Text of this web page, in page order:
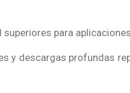
para
descargas profundas